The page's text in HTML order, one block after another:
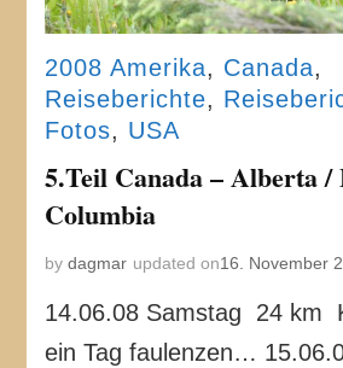
2008 Amerika, Canada,
Reiseberichte,
Fotos, USA
5.Teil Canada – Alberta
Columbia
bydagmar updated on16. November
14.06.08 Samstag 24 km
ein Tag faulenzen…